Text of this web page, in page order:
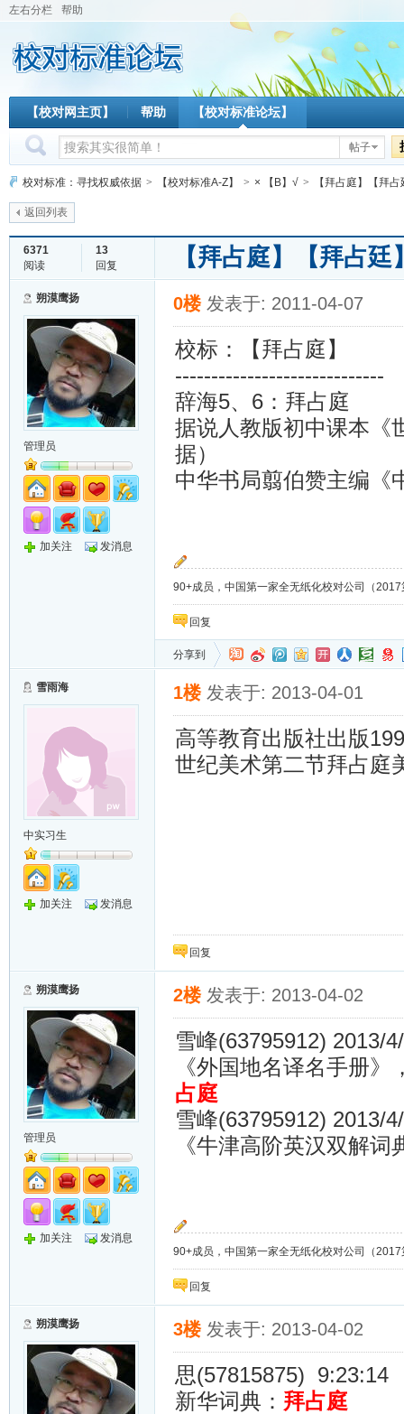
左右分栏 帮助
【校对网主页】 帮助 【校对标准论坛】
帖子
校对标准：寻找权威依据 > 【校对标准A-Z】 > × 【B】√ > 【拜占庭】【拜占
返回列表
6371
阅读
13
回复
【拜占庭】【拜占
朔漠鹰扬
管理员
加关注 发消息
0楼 发表于: 2011-04-07
校标：【拜占庭】
-----------------------------
辞海5、6：拜占庭
据说人教版初中课本《
据）
中华书局翦伯赞主编《
90+成员，中国第一家全无纸化校对公司（
回复
分享到
雪雨海
中实习生
加关注 发消息
1楼 发表于: 2013-04-01
高等教育出版社出版
世纪美术第二节拜占庭
回复
朔漠鹰扬
管理员
加关注 发消息
2楼 发表于: 2013-04-02
雪峰(63795912) 2013/
《外国地名译名手册
占庭
雪峰(63795912) 2013/
《牛津高阶英汉双解
90+成员，中国第一家全无纸化校对公司（
回复
朔漠鹰扬 3楼 发表于: 2013-04-02
思(57815875) 9:23:14
新华词典： 拜占庭